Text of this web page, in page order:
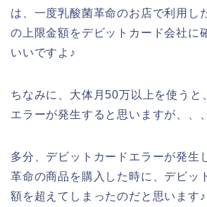
は、一度乳酸菌革命のお店で利用し
の上限金額をデビットカード会社に
いいですよ♪
ちなみに、大体月50万以上を使うと
エラーが発生すると思いますが、、
多分、デビットカードエラーが発生
革命の商品を購入した時に、デビッ
額を超えてしまったのだと思います♪